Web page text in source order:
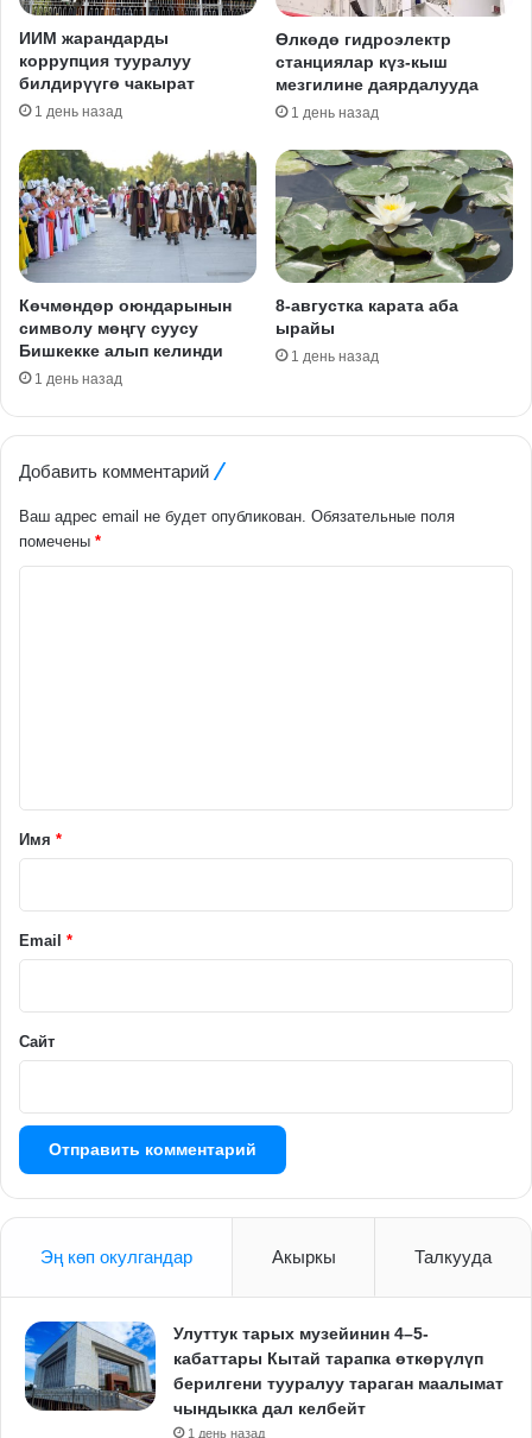
ИИМ жарандарды
коррупция тууралуу
билдирүүгө чакырат
1 день назад
Өлкөдө гидроэлектр
станциялар күз-кыш
мезгилине даярдалууда
1 день назад
Көчмөндөр оюндарынын
символу мөңгү суусу
Бишкекке алып келинди
1 день назад
8-августка карата аба
ырайы
1 день назад
Добавить комментарий
Ваш адрес email не будет опубликован. Обязательные поля
помечены *
а
и
й
Имя *
Email *
Сайт
Эң көп окулгандар Акыркы Талкууда
Улуттук тарых музейинин 4–5-
кабаттары Кытай тарапка өткөрүлүп
берилгени тууралуу тараган маалымат
чындыкка дал келбейт
1 день назад